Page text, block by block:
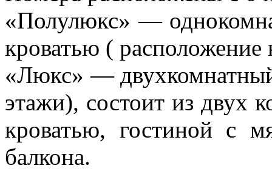
«Полулюкс» —
кроватью (
«Люкс» —
этажи), состоит из
кроватью, гостиной с
балкона.